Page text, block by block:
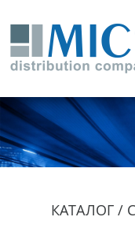
КАТАЛОГ /